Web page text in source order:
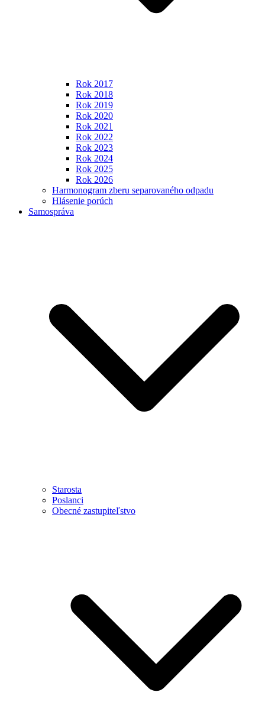
Rok 2017
Rok 2018
Rok 2019
Rok 2020
Rok 2021
Rok 2022
Rok 2023
Rok 2024
Rok 2025
Rok 2026
Harmonogram zberu separovaného odpadu
Hlásenie porúch
Samospráva
Starosta
Poslanci
Obecné zastupiteľstvo